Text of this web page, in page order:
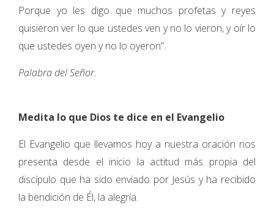
Porque yo les digo que muchos profetas y reyes
quisieron ver lo que ustedes ven y no lo vieron, y oír lo
que ustedes oyen y no lo oyeron”.
Palabra del Señor.
Medita lo que Dios te dice en el Evangelio
El Evangelio que llevamos hoy a nuestra oración nos
presenta desde el inicio la actitud más propia del
discípulo que ha sido enviado por Jesús y ha recibido
la bendición de Él, la alegría.